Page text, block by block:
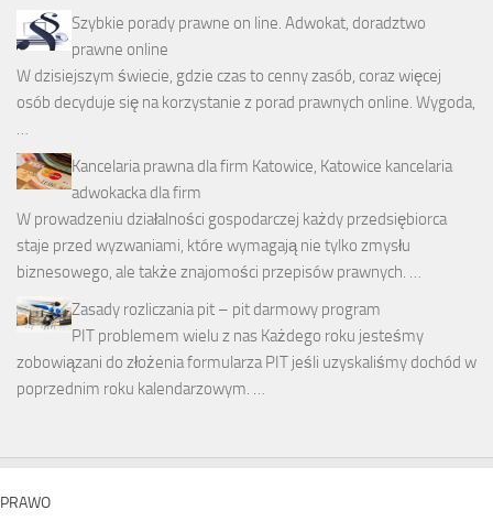
Szybkie porady prawne on line. Adwokat, doradztwo
prawne online
W dzisiejszym świecie, gdzie czas to cenny zasób, coraz więcej
osób decyduje się na korzystanie z porad prawnych online. Wygoda,
…
Kancelaria prawna dla firm Katowice, Katowice kancelaria
adwokacka dla firm
W prowadzeniu działalności gospodarczej każdy przedsiębiorca
staje przed wyzwaniami, które wymagają nie tylko zmysłu
biznesowego, ale także znajomości przepisów prawnych. …
Zasady rozliczania pit – pit darmowy program
PIT problemem wielu z nas Każdego roku jesteśmy
zobowiązani do złożenia formularza PIT jeśli uzyskaliśmy dochód w
poprzednim roku kalendarzowym. …
PRAWO